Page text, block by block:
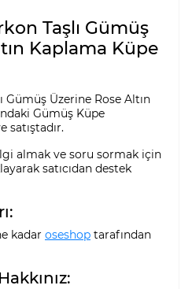
Taşlı Gümüş
Kaplama Küpe
Gümüş Üzerine Rose Altın
Gümüş Küpe
satıştadır.
almak ve soru sormak için
satıcıdan destek
kadar oseshop tarafından